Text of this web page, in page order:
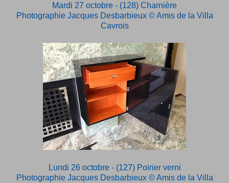
Mardi 27 octobre - (128) Charnière
Photographie Jacques Desbarbieux© Amis de la Villa
Cavrois
Lundi 26 octobre - (127) Poirier verni
Photographie Jacques Desbarbieux© Amis de la Villa